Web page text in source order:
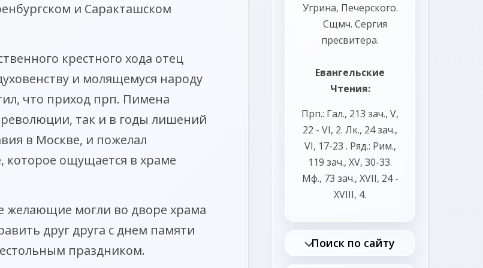
и Саракташском
крестного хода отец
и молящемуся народу
что приход прп. Пимена
так и в годы лишений
в Москве, и пожелал
которое ощущается в храме
желающие могли во дворе храма
друг друга с днем памяти
праздником.
Угрина, Печерского.
Сщмч. Сергия
пресвитера.
Евангельские
Чтения:
Прп.: Гал., 213 зач., V,
22 - VI, 2. Лк., 24 зач.,
VI, 17-23 . Ряд.: Рим.,
119 зач., XV, 30-33.
Мф., 73 зач., XVII, 24 -
XVIII, 4.
Поиск по сайту